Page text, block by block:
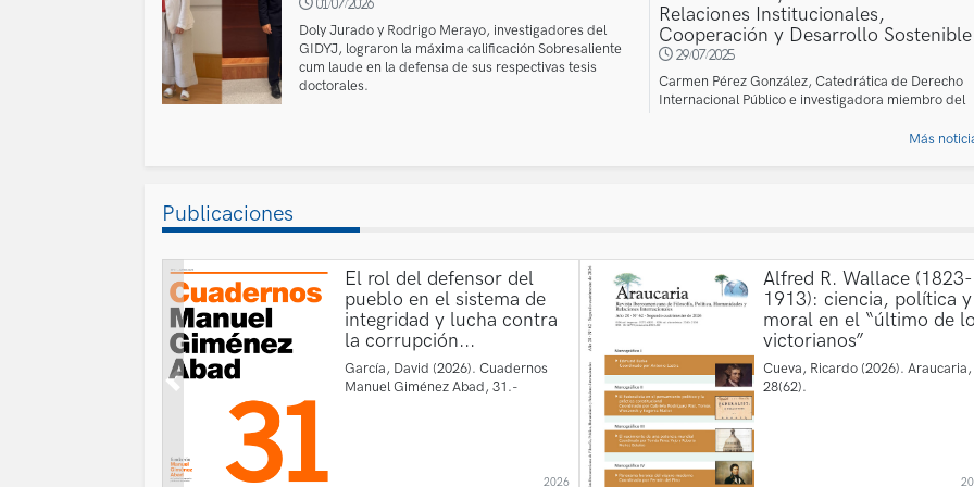
01/07/2026
Doly Jurado y Rodrigo Merayo, investigadores del
GIDYJ, lograron la máxima calificación Sobresaliente
cum laude en la defensa de sus respectivas tesis
doctorales.
Relaciones Institucionales,
Cooperación y Desarrollo Sostenible
29/07/2025
Carmen Pérez González, Catedrática de Derecho
Internacional Público e investigadora miembro del
Más
Publicaciones
El rol del defensor del
pueblo en el sistema de
integridad y lucha contra
la corrupción...
García, David (2026). Cuadernos
Manuel Giménez Abad, 31.-
2026
Alfred R. Wallace (1823-
1913): ciencia, política y
moral en el “último de
victorianos”
Cueva, Ricardo (2026). Araucaria,
28(62).
Previous